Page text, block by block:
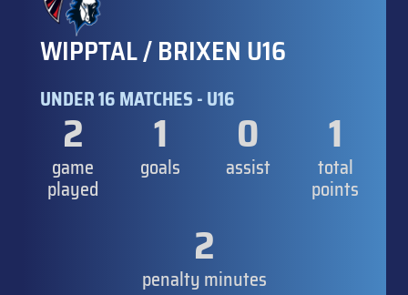
WIPPTAL / BRIXEN U16
UNDER 16 MATCHES - U16
2
game
played
1
goals
0
assist
1
total
points
2
penalty minutes